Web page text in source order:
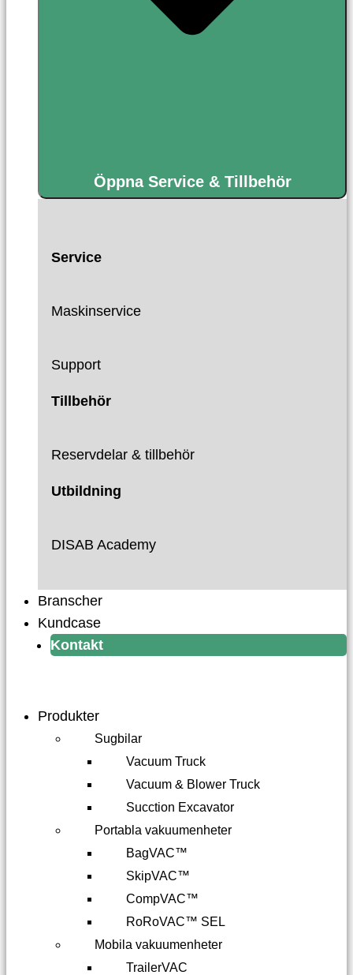
Öppna Service & Tillbehör
Service
Maskinservice
Support
Tillbehör
Reservdelar & tillbehör
Utbildning
DISAB Academy
Branscher
Kundcase
Kontakt
Produkter
Sugbilar
Vacuum Truck
Vacuum & Blower Truck
Sucction Excavator
Portabla vakuumenheter
BagVAC™
SkipVAC™
CompVAC™
RoRoVAC™ SEL
Mobila vakuumenheter
TrailerVAC